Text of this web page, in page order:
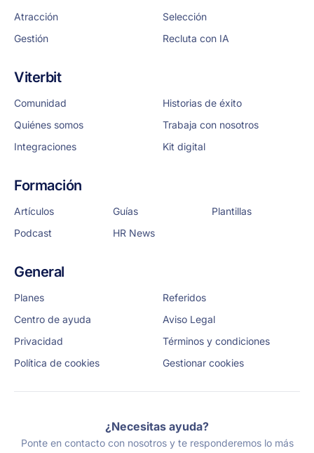
Atracción
Selección
Gestión
Recluta con IA
Viterbit
Comunidad
Historias de éxito
Quiénes somos
Trabaja con nosotros
Integraciones
Kit digital
Formación
Artículos Guías
Plantillas
Podcast
HR News
General
Planes
Referidos
Centro de ayuda
Aviso Legal
Privacidad
Términos y condiciones
Política de cookies
Gestionar cookies
¿Necesitas ayuda?
Ponte en contacto con nosotros y te responderemos lo más